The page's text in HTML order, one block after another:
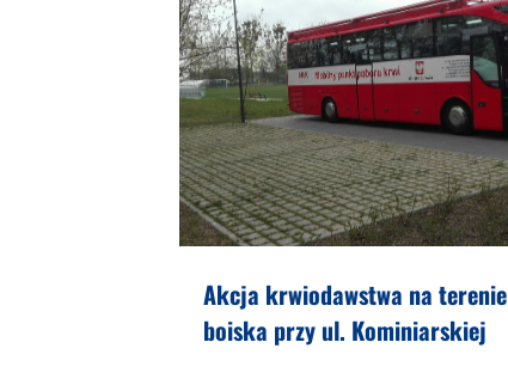
Akcja krwiodawstwa na terenie
boiska przy ul. Kominiarskiej